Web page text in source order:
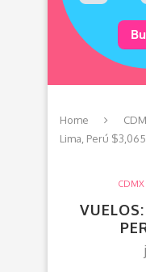
Home
Lima, Perú
CDMX
VUELOS: